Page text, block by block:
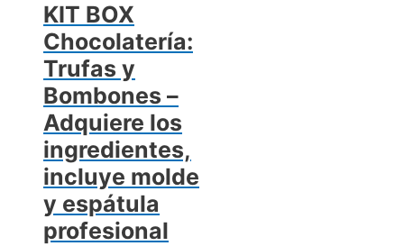
KIT BOX
Chocolatería:
Trufas y
Bombones –
Adquiere los
ingredientes,
incluye molde
y espátula
profesional